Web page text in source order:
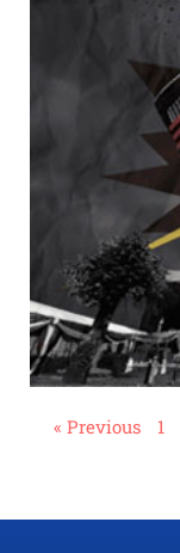
« Previous 1